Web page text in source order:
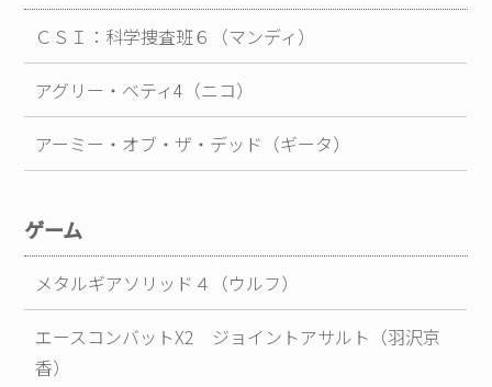
ＣＳＩ：科学捜査班６（マンディ）
アグリー・ベティ4（ニコ）
アーミー・オブ・ザ・デッド（ギータ）
ゲーム
メタルギアソリッド４（ウルフ）
エースコンバットX2 ジョイントアサルト（羽沢京
香）